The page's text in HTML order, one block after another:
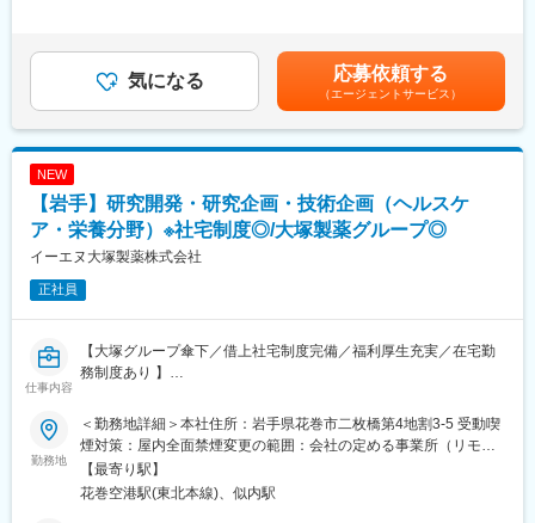
・基礎研究や栄養学的知見に基づく経腸栄養剤の製剤設計と製剤
化技術の研究
・新規製剤の品質保証のための分析法開発、安定性試験
研究開発本部 開発研究所に配属されます。
■組織体制：
さい。
額であり、選考を通じて上下する可能性があります。月給(月額)は
固定手当を含めた表記です。
気になる 応募依頼する
（エージェントサービス）
NEW
【岩手】研究開発・研究企画・技術企画（ヘルスケ
ア・栄養分野）※社宅制度◎/大塚製薬グループ◎
イーエヌ大塚製薬株式会社
正社員
仕事内容
【大塚グループ傘下／借上社宅制度完備／福利厚生充実／在宅勤
務制度あり 】
■業務概要：
同社の新規事業開発部において、ヘルスケア・栄養分野における
新規事業や新製品の調査・企画・開発・検証を担当します。市場
ニーズと技術シーズを結びつけ、革新的な製品を創出する役割を
担い、外部研究機関やスタートアップとの連携を通じて、事業化
勤務地
＜勤務地詳細＞本社住所：岩手県花巻市二枚橋第4地割3-5 受動喫
煙対策：屋内全面禁煙変更の範囲：会社の定める事業所（リモー
トワーク含む）
【最寄り駅】
花巻空港駅(東北本線)、似内駅